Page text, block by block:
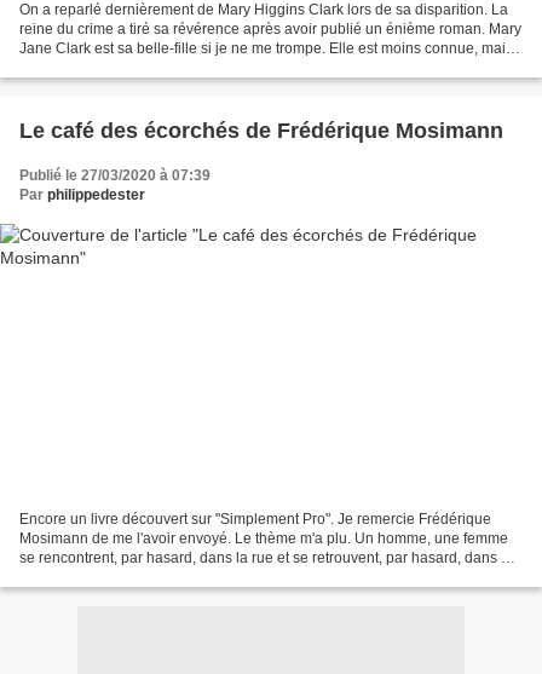
On a reparlé dernièrement de Mary Higgins Clark lors de sa disparition. La
reine du crime a tiré sa révérence après avoir publié un énième roman. Mary
Jane Clark est sa belle-fille si je ne me trompe. Elle est moins connue, mais
Le café des écorchés de Frédérique Mosimann
Publié le 27/03/2020 à 07:39
Par philippedester
Encore un livre découvert sur "Simplement Pro". Je remercie Frédérique
Mosimann de me l'avoir envoyé. Le thème m'a plu. Un homme, une femme
se rencontrent, par hasard, dans la rue et se retrouvent, par hasard, dans un